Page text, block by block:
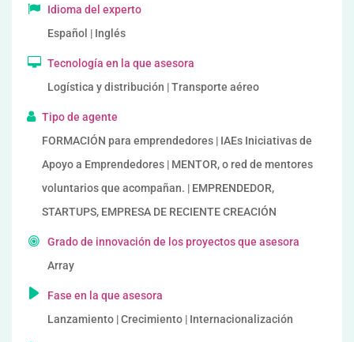
Idioma del experto
Español | Inglés
Tecnología en la que asesora
Logística y distribución | Transporte aéreo
Tipo de agente
FORMACIÓN para emprendedores | IAEs Iniciativas de
Apoyo a Emprendedores | MENTOR, o red de mentores
voluntarios que acompañan. | EMPRENDEDOR,
STARTUPS, EMPRESA DE RECIENTE CREACIÓN
Grado de innovación de los proyectos que asesora
Array
Fase en la que asesora
Lanzamiento | Crecimiento | Internacionalización